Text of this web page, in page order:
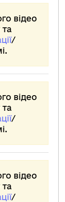
відео
/
відео
/
відео
/